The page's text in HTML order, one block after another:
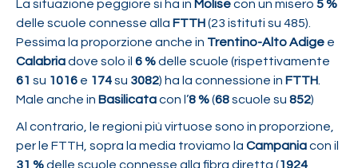
La situazione peggiore si ha in Molisecon un misero 5 %
delle scuole connesse alla FTTH(23 istituti su 485).
Pessima la proporzione anche in Trentino-Alto Adige e
Calabriadove solo il 6 %delle scuole (rispettivamente
61 su 1016 e 174su 3082) ha la connessione in FTTH
Male anche in Basilicatacon l’8 %(68scuole su 852)
Al contrario, le regioni più virtuose sono in proporzione,
per le FTTH, sopra la media troviamo la Campaniacon il
31 %delle scuole connesse alla fibra diretta (1924